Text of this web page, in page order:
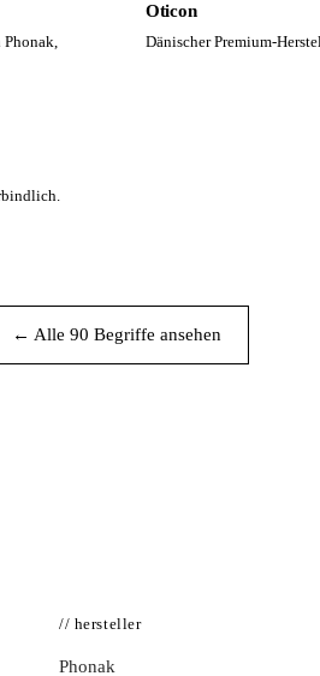
Phonak,
Oticon
Dänischer Premium-
← Alle 90 Begriffe ansehen
// hersteller
Phonak